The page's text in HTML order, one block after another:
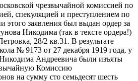
чрезвычайной комиссией по
спекуляцией и преступлением по
этого заявления был выдан ордер за
Никодима (так в тексте ордера!)
28/2 кв.31. В результате
№ 9173 от 27 декабря 1919 года, у
Андреевича были изъяты
Комиссию
на сумму сто семьдесят шесть